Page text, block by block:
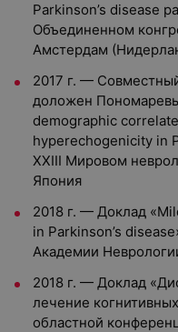
Parkinson’s disease
Объединенном
Амстердам
2017 г. —
доложен
demographic
hyperechogenicity in
XXIII Мировом
Япония
2018 г. — Доклад
in Parkinson’s
Академии
2018 г. — Доклад
лечение
областной